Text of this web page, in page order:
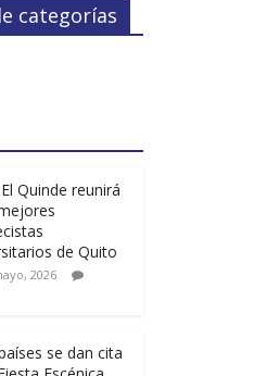
categorías
Quinde reunirá
de Quito
2026
se dan cita